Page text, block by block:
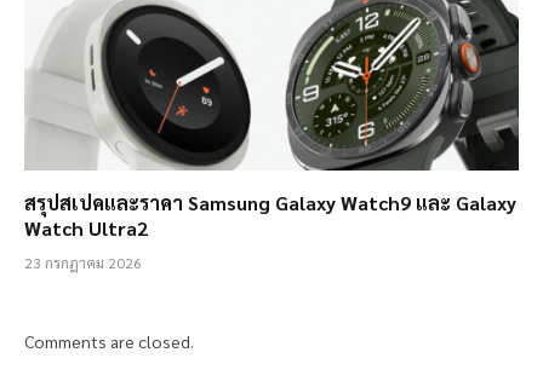
สรุปสเปคและราคา Samsung Galaxy Watch9 และ Galaxy
Watch Ultra2
23 กรกฎาคม 2026
Comments are closed.